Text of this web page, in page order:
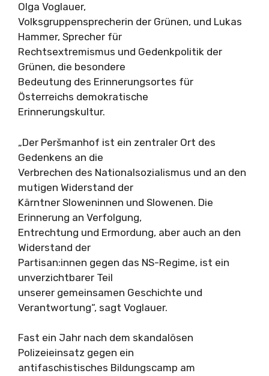
Olga Voglauer,
Volksgruppensprecherin der Grünen, und Lukas
Hammer, Sprecher für
Rechtsextremismus und Gedenkpolitik der
Grünen, die besondere
Bedeutung des Erinnerungsortes für
Österreichs demokratische
Erinnerungskultur.
„Der Peršmanhof ist ein zentraler Ort des
Gedenkens an die
Verbrechen des Nationalsozialismus und an den
mutigen Widerstand der
Kärntner Sloweninnen und Slowenen. Die
Erinnerung an Verfolgung,
Entrechtung und Ermordung, aber auch an den
Widerstand der
Partisan:innen gegen das NS-Regime, ist ein
unverzichtbarer Teil
unserer gemeinsamen Geschichte und
Verantwortung“, sagt Voglauer.
Fast ein Jahr nach dem skandalösen
Polizeieinsatz gegen ein
antifaschistisches Bildungscamp am